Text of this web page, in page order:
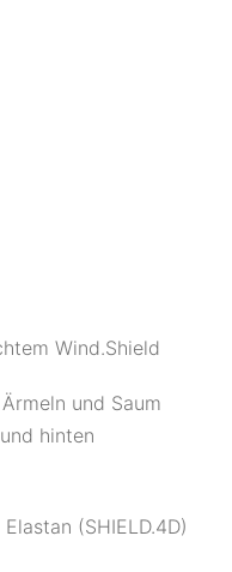
Wind.Shield
und Saum
hinten
(SHIELD.4D)